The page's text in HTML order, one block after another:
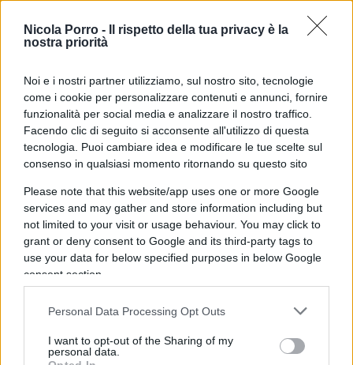
Nicola Porro -
Il rispetto della tua privacy è la
nostra priorità
Noi e i nostri partner utilizziamo, sul nostro sito, tecnologie
come i cookie per personalizzare contenuti e annunci, fornire
funzionalità per social media e analizzare il nostro traffico.
Facendo clic di seguito si acconsente all'utilizzo di questa
tecnologia. Puoi cambiare idea e modificare le tue scelte sul
consenso in qualsiasi momento ritornando su questo sito
Please note that this website/app uses one or more Google
services and may gather and store information including but
not limited to your visit or usage behaviour. You may click to
grant or deny consent to Google and its third-party tags to
use your data for below specified purposes in below Google
consent section.
Personal Data Processing Opt Outs
I want to opt-out of the Sharing of my
personal data.
visitatori presenti a Mauthausen. Secondo quanto
riportato, una donna avrebbe contestato ai ragazzi
la scelta di esibire quei simboli proprio all’interno
del memoriale, ricordando la natura del luogo.